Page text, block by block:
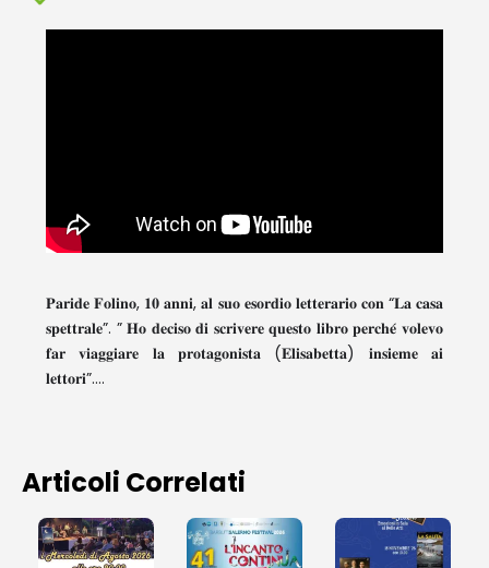
𝐏𝐚𝐫𝐢𝐝𝐞 𝐅𝐨𝐥𝐢𝐧𝐨, 𝟏𝟎 𝐚𝐧𝐧𝐢, 𝐚𝐥 𝐬𝐮𝐨 𝐞𝐬𝐨𝐫𝐝𝐢𝐨 𝐥𝐞𝐭𝐭𝐞𝐫𝐚𝐫𝐢𝐨 𝐜𝐨𝐧 “𝐋𝐚 𝐜𝐚𝐬𝐚
𝐬𝐩𝐞𝐭𝐭𝐫𝐚𝐥𝐞”. ” 𝐇𝐨 𝐝𝐞𝐜𝐢𝐬𝐨 𝐝𝐢 𝐬𝐜𝐫𝐢𝐯𝐞𝐫𝐞 𝐪𝐮𝐞𝐬𝐭𝐨 𝐥𝐢𝐛𝐫𝐨 𝐩𝐞𝐫𝐜𝐡𝐞́ 𝐯𝐨𝐥𝐞𝐯𝐨
𝐟𝐚𝐫 𝐯𝐢𝐚𝐠𝐠𝐢𝐚𝐫𝐞 𝐥𝐚 𝐩𝐫𝐨𝐭𝐚𝐠𝐨𝐧𝐢𝐬𝐭𝐚 (𝐄𝐥𝐢𝐬𝐚𝐛𝐞𝐭𝐭𝐚) 𝐢𝐧𝐬𝐢𝐞𝐦𝐞 𝐚𝐢
𝐥𝐞𝐭𝐭𝐨𝐫𝐢”….
Articoli Correlati